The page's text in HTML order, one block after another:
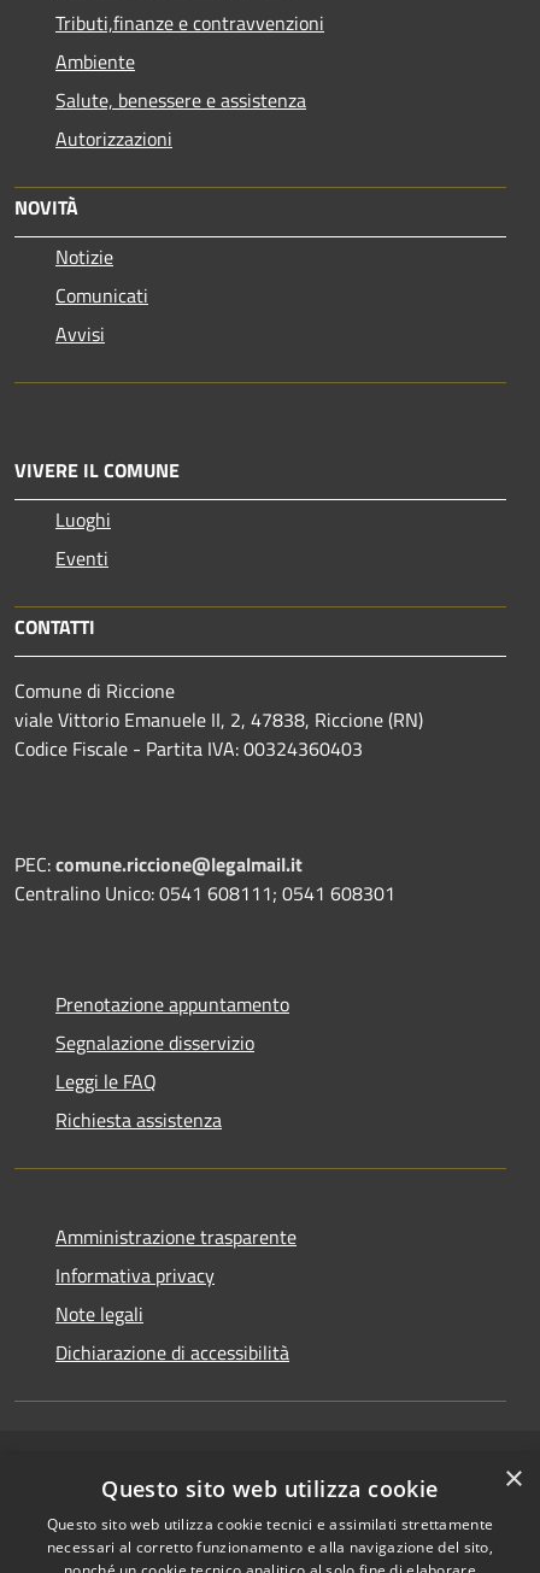
Tributi,finanze e contravvenzioni
Ambiente
Salute, benessere e assistenza
Autorizzazioni
NOVITÀ
Notizie
Comunicati
Avvisi
VIVERE IL COMUNE
Luoghi
Eventi
CONTATTI
Comune di Riccione
viale Vittorio Emanuele II, 2, 47838, Riccione (RN)
Codice Fiscale - Partita IVA: 00324360403
PEC:comune.riccione@legalmail.it
Centralino Unico: 0541 608111; 0541 608301
Prenotazione appuntamento
Segnalazione disservizio
Leggi le FAQ
Richiesta assistenza
Amministrazione trasparente
Informativa privacy
Note legali
Dichiarazione di accessibilità
Accessibilità
Privacy
Cookie
Copyright © 2026 • Comune di
Riccione • Powered by
Municipium•Accesso
redazione
×
Questo sito web utilizza cookie
Questo sito web utilizza cookie tecnici e assimilati strettamente
necessari al corretto funzionamento e alla navigazione del sito,